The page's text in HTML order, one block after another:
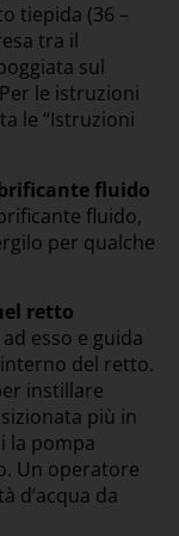
tiepida (36 –
tra il
sul
le istruzioni
le “Istruzioni
fluido
fluido,
per qualche
retto
esso e guida
del retto.
instillare
più in
la pompa
Un operatore
d’acqua da